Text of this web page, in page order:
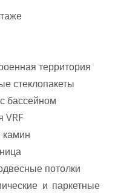
территория
стеклопакеты
бассейном
VRF
потолки
и паркетные